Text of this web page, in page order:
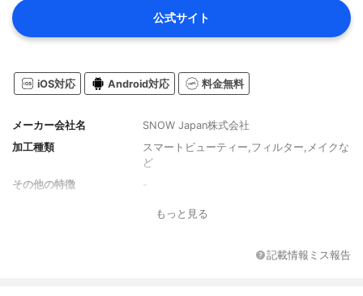
公式サイト
iOS対応 Android対応 料金無料
メーカー会社名
SNOW Japan株式会社
加工種類
スマートビューティー,フィルター,メイクな
ど
その他の特徴
もっと見る
記載情報ミス報告